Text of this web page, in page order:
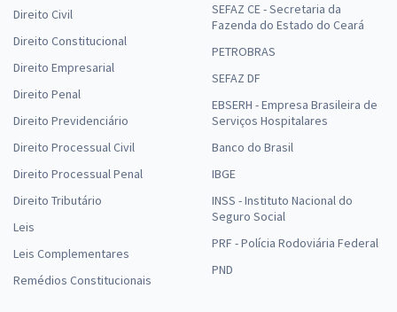
Direito Civil
Direito Constitucional
Direito Empresarial
Direito Penal
Direito Previdenciário
Direito Processual Civil
Direito Processual Penal
Direito Tributário
Leis
Leis Complementares
Remédios Constitucionais
SEFAZ CE - Secretaria da
Fazenda do Estado do Ceará
PETROBRAS
SEFAZ DF
EBSERH - Empresa Brasileira de
Serviços Hospitalares
Banco do Brasil
IBGE
INSS - Instituto Nacional do
Seguro Social
PRF - Polícia Rodoviária Federal
PND